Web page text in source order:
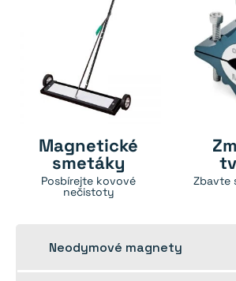
Magnetické
smetáky
Posbírejte kovové
nečistoty
Zbavte
Neodymové magnety